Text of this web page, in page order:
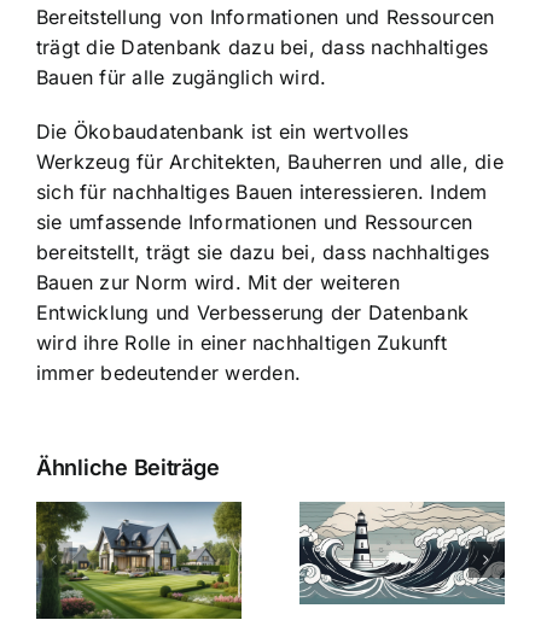
Bereitstellung von Informationen und Ressourcen
trägt die Datenbank dazu bei, dass nachhaltiges
Bauen für alle zugänglich wird.
Die Ökobaudatenbank ist ein wertvolles
Werkzeug für Architekten, Bauherren und alle, die
sich für nachhaltiges Bauen interessieren. Indem
sie umfassende Informationen und Ressourcen
bereitstellt, trägt sie dazu bei, dass nachhaltiges
Bauen zur Norm wird. Mit der weiteren
Entwicklung und Verbesserung der Datenbank
wird ihre Rolle in einer nachhaltigen Zukunft
immer bedeutender werden.
Ähnliche Beiträge
Bauzinsen im
Sturm: Die
aktuelle
Entwicklung
Die Evolution
der
Bauzinsen: Ein
Blick in die